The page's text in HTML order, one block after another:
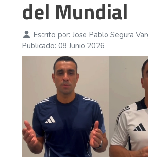
del Mundial
Escrito por: Jose Pablo Segura
Publicado: 08 Junio 2026